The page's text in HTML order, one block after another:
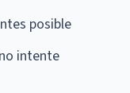
posible
intente